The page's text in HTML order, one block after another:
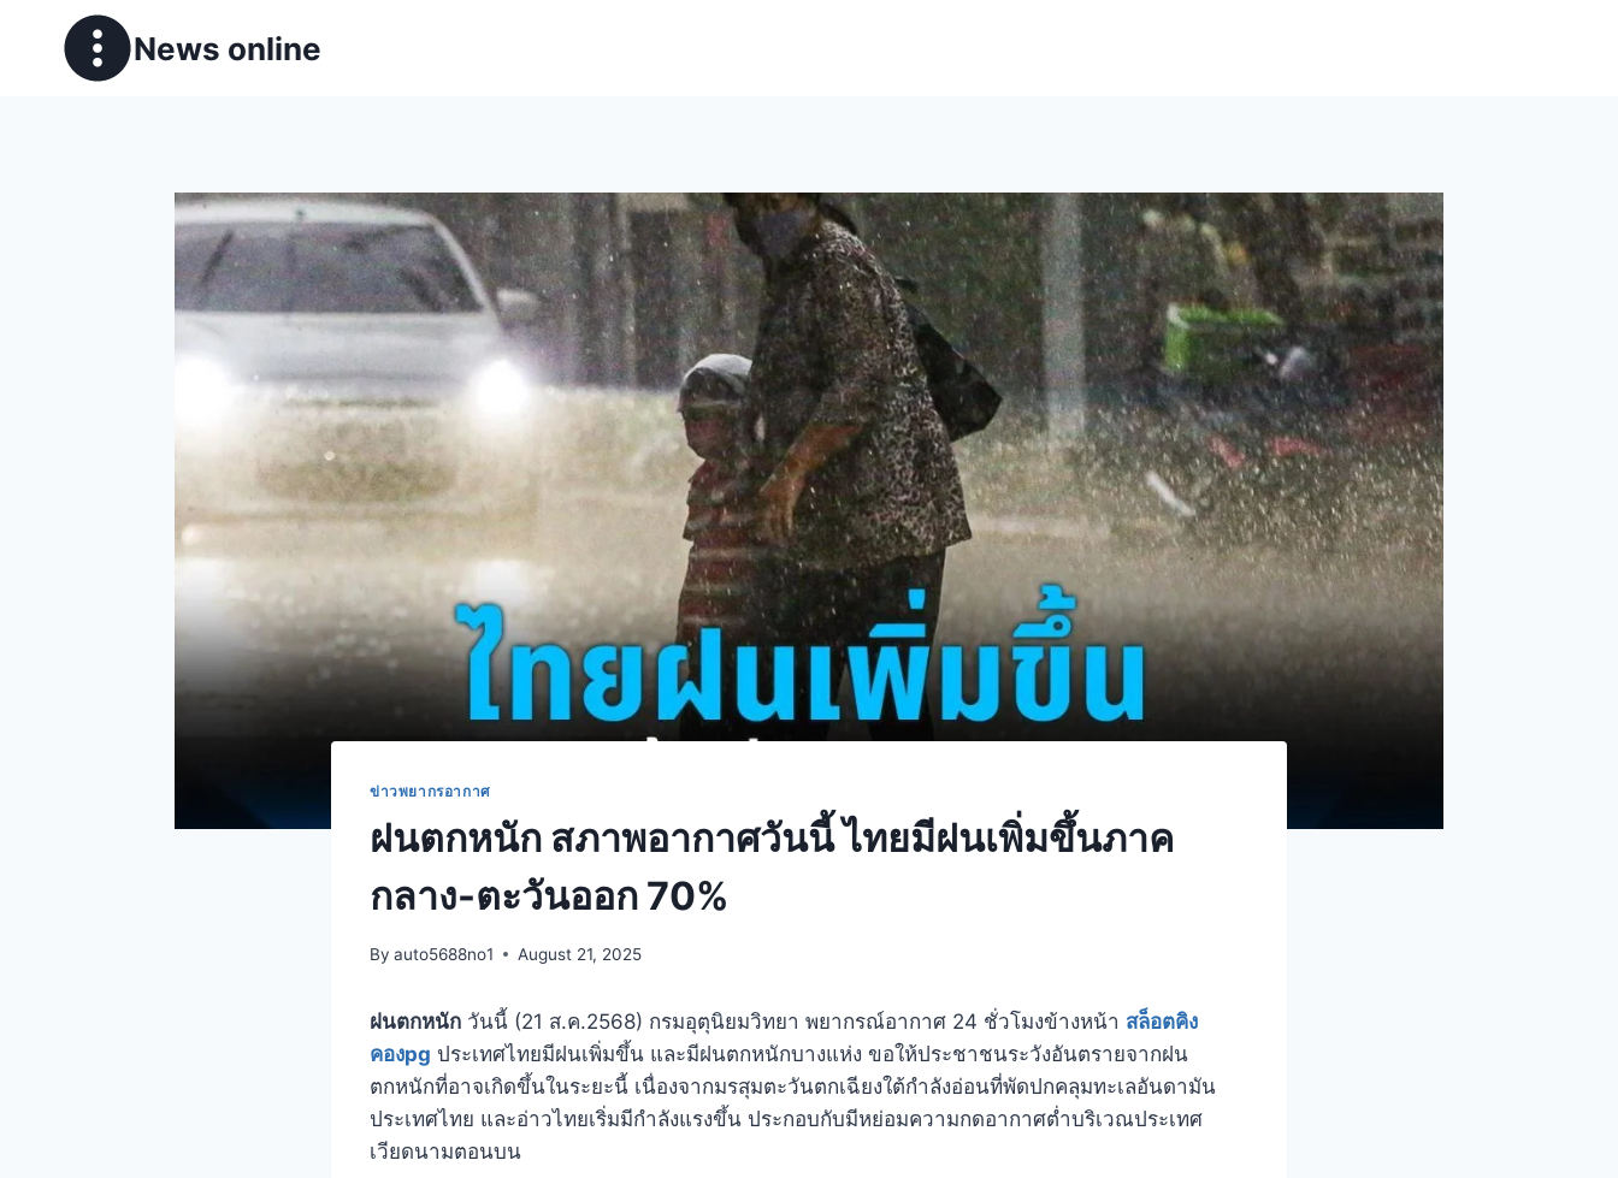
News online
ข่าวพยากรอากาศ
ฝนตกหนัก สภาพอากาศวันนี้ ไทยมีฝนเพิ่มขึ้นภาค
กลาง-ตะวันออก 70%
By auto5688no1 August 21, 2025
ฝนตกหนัก วันนี้ (21 ส.ค.2568) กรมอุตุนิยมวิทยา พยากรณ์อากาศ 24 ชั่วโมงข้างหน้า สล็อตคิง
คองpg ประเทศไทยมีฝนเพิ่มขึ้น และมีฝนตกหนักบางแห่ง ขอให้ประชาชนระวังอันตรายจากฝน
ตกหนักที่อาจเกิดขึ้นในระยะนี้ เนื่องจากมรสุมตะวันตกเฉียงใต้กำลังอ่อนที่พัดปกคลุมทะเลอันดามัน
ประเทศไทย และอ่าวไทยเริ่มมีกำลังแรงขึ้น ประกอบกับมีหย่อมความกดอากาศต่ำบริเวณประเทศ
เวียดนามตอนบน